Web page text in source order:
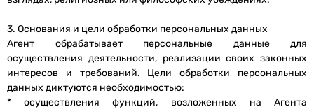
3. Основания и цели обработки персональных данных
Агент обрабатывает персональные данные для
осуществления деятельности, реализации своих законных
интересов и требований. Цели обработки персональных
данных диктуются необходимостью:
* осуществления функций, возложенных на Агента